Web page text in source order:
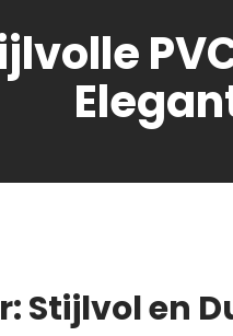
Stijlvol en